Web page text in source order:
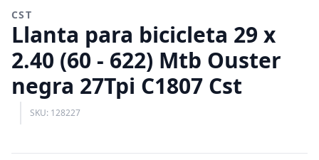
CST
Llanta para bicicleta 29 x
2.40 (60 - 622) Mtb Ouster
negra 27Tpi C1807 Cst
SKU: 128227